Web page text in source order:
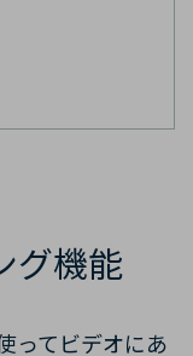
グ機能
ってビデオにあ